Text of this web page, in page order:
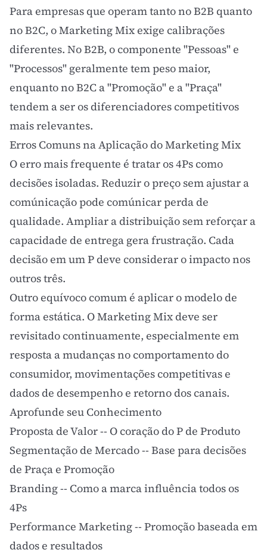
Para empresas que operam tanto noB2B quanto
noB2C, o Marketing Mix exige calibrações
diferentes. No B2B, o componente "Pessoas" e
"Processos" geralmente tem peso maior,
enquanto no B2C a "Promoção" e a "Praça"
tendem a ser os diferenciadores competitivos
mais relevantes.
Erros Comuns na Aplicação do Marketing Mix
O erro mais frequente é tratar os 4Ps como
decisões isoladas. Reduzir o preço sem ajustar a
comúnicação pode comúnicar perda de
qualidade. Ampliar a distribuição sem reforçar a
capacidade de entrega gera frustração. Cada
decisão em um P deve considerar o impacto nos
outros três.
Outro equívoco comum é aplicar o modelo de
forma estática. O Marketing Mix deve ser
revisitado continuamente, especialmente em
resposta a mudanças no comportamento do
consumidor, movimentações competitivas e
dados de desempenho e retornodos canais.
Aprofunde seu Conhecimento
Proposta de Valor-- O coração do P de Produto
Segmentação de Mercado-- Base para decisões
de Praça e Promoção
Branding-- Como a marca influência todos os
4Ps
Performance Marketing-- Promoção baseada em
dados e resultados